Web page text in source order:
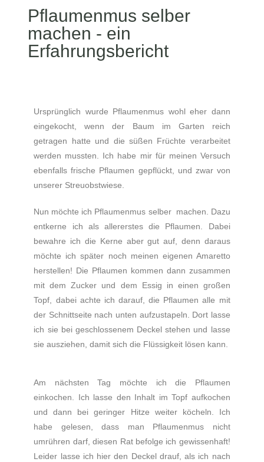
Pflaumenmus selber
machen - ein
Erfahrungsbericht
Ursprünglich wurde Pflaumenmus wohl eher dann
eingekocht, wenn der Baum im Garten reich
getragen hatte und die süßen Früchte verarbeitet
werden mussten. Ich habe mir für meinen Versuch
ebenfalls frische Pflaumen gepflückt, und zwar von
unserer Streuobstwiese.
Nun möchte ich Pflaumenmus selber machen. Dazu
entkerne ich als allererstes die Pflaumen. Dabei
bewahre ich die Kerne aber gut auf, denn daraus
möchte ich später noch meinen eigenen Amaretto
herstellen! Die Pflaumen kommen dann zusammen
mit dem Zucker und dem Essig in einen großen
Topf, dabei achte ich darauf, die Pflaumen alle mit
der Schnittseite nach unten aufzustapeln. Dort lasse
ich sie bei geschlossenem Deckel stehen und lasse
sie ausziehen, damit sich die Flüssigkeit lösen kann.
Am nächsten Tag möchte ich die Pflaumen
einkochen. Ich lasse den Inhalt im Topf aufkochen
und dann bei geringer Hitze weiter köcheln. Ich
habe gelesen, dass man Pflaumenmus nicht
umrühren darf, diesen Rat befolge ich gewissenhaft!
Leider lasse ich hier den Deckel drauf, als ich nach